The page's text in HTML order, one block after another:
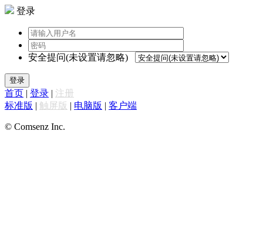
登录
安全提问(未设置请忽略)
登录
首页 | 登录 | 注册
标准版 | 触屏版 | 电脑版 | 客户端
© Comsenz Inc.